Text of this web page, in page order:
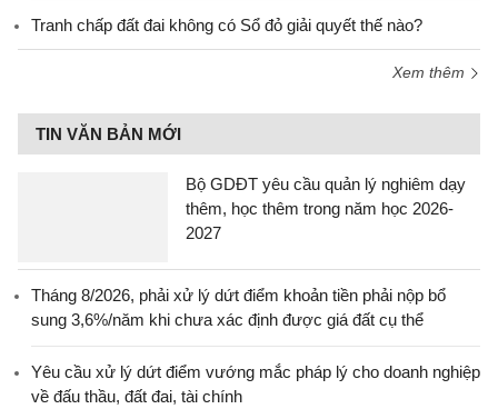
Tranh chấp đất đai không có Sổ đỏ giải quyết thế nào?
Xem thêm
TIN VĂN BẢN MỚI
Bộ GDĐT yêu cầu quản lý nghiêm dạy
thêm, học thêm trong năm học 2026-
2027
Tháng 8/2026, phải xử lý dứt điểm khoản tiền phải nộp bổ
sung 3,6%/năm khi chưa xác định được giá đất cụ thể
Yêu cầu xử lý dứt điểm vướng mắc pháp lý cho doanh nghiệp
về đấu thầu, đất đai, tài chính